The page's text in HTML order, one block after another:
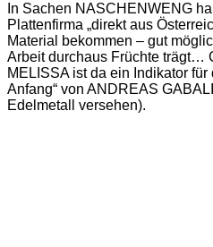
In Sachen NASCHENWENG
Plattenfirma „direkt aus
Material bekommen – gut
Arbeit durchaus Früchte trägt…
MELISSA ist da ein Indikator
Anfang“ von ANDREAS
Edelmetall versehen).